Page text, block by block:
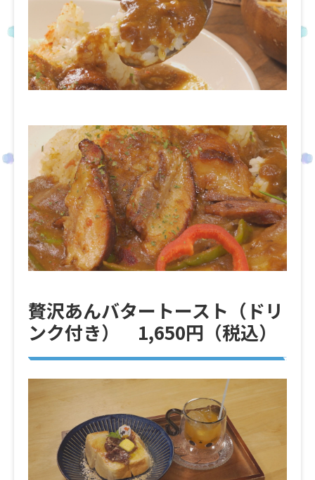
贅沢あんバタートースト（ドリ
ンク付き） 1,650円（税込）